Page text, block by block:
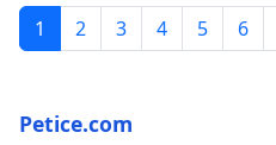
1 2 3 4 5 6
Petice.com